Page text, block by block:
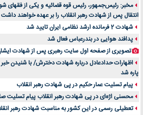
مخبر: رئیس‌جمهور، رئیس قوه ‌قضائیه و یکی از فقهای
انتقال پس ‌از شهادت رهبر انقلاب را بر عهده خواهند داشت
شهادت 2 فرمانده ارشد نظامی ایران تایید شد
پدافند هوایی در بندرعباس فعال شد
تصویری از صفحه اول سایت رهبری پس از شهادت
اظهارات حدادعادل درباره شهادت دخترش/ با شنیدن خبر
پاره شد
پیام تسلیت عمار حکیم در پی شهادت رهبر انقلاب
محسنی اژه‌ای در پی شهادت رهبر انقلاب پیام تسلیت
تعطیلی رسمی در این کشور به مناسبت شهادت رهبر